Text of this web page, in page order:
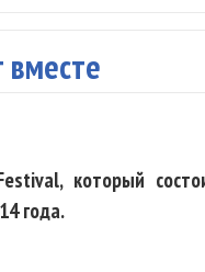
вместе
который
года.